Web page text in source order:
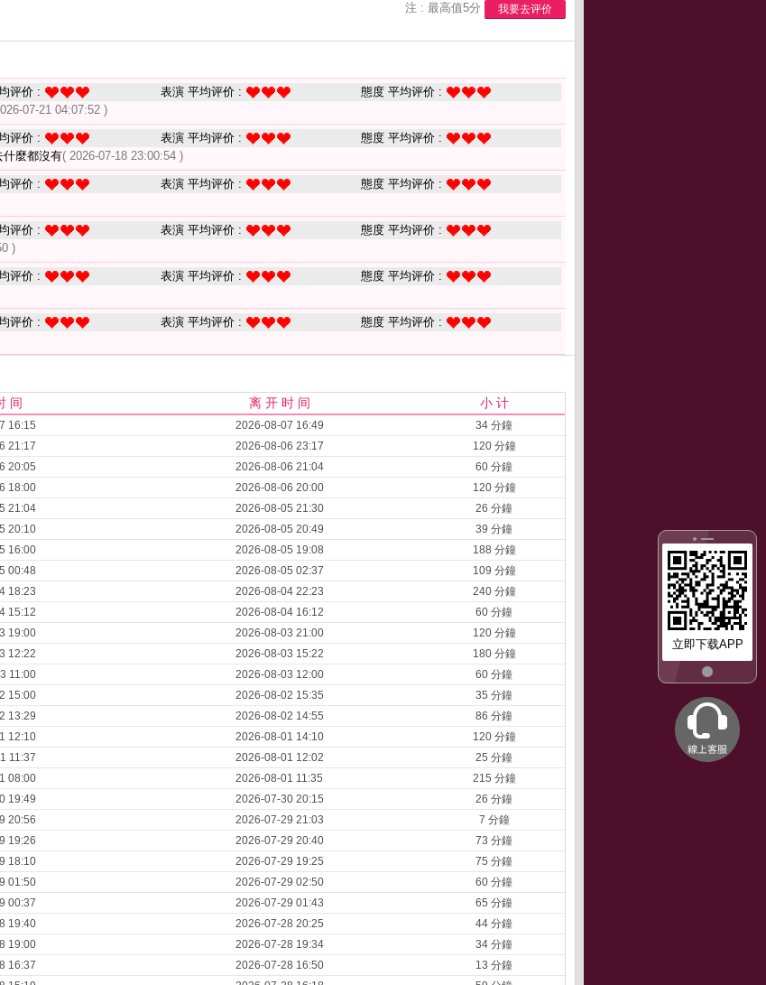
立即下载APP
注 : 最高值5分 我要去评价
评价 : 表演 平均评价 :
態度 平均评价 :
07-21 04:07:52 )
评价 : 表演 平均评价 :
態度 平均评价 :
什麼都沒有( 2026-07-18 23:00:54 )
评价 : 表演 平均评价 :
態度 平均评价 :
评价 : 表演 平均评价 :
態度 平均评价 :
)
评价 : 表演 平均评价 :
態度 平均评价 :
评价 : 表演 平均评价 :
態度 平均评价 :
间 离 开 时 间 小 计
16:15 2026-08-07 16:49
34 分鐘
21:17 2026-08-06 23:17
120 分鐘
20:05 2026-08-06 21:04
60 分鐘
18:00 2026-08-06 20:00
120 分鐘
21:04 2026-08-05 21:30
26 分鐘
20:10 2026-08-05 20:49
39 分鐘
16:00 2026-08-05 19:08
188 分鐘
00:48 2026-08-05 02:37
109 分鐘
18:23 2026-08-04 22:23
240 分鐘
15:12 2026-08-04 16:12
60 分鐘
19:00 2026-08-03 21:00
120 分鐘
12:22 2026-08-03 15:22
180 分鐘
11:00 2026-08-03 12:00
60 分鐘
15:00 2026-08-02 15:35
35 分鐘
13:29 2026-08-02 14:55
86 分鐘
12:10 2026-08-01 14:10
120 分鐘
11:37 2026-08-01 12:02
25 分鐘
08:00 2026-08-01 11:35
215 分鐘
19:49 2026-07-30 20:15
26 分鐘
20:56 2026-07-29 21:03
7 分鐘
19:26 2026-07-29 20:40
73 分鐘
18:10 2026-07-29 19:25
75 分鐘
01:50 2026-07-29 02:50
60 分鐘
00:37 2026-07-29 01:43
65 分鐘
19:40 2026-07-28 20:25
44 分鐘
19:00 2026-07-28 19:34
34 分鐘
16:37 2026-07-28 16:50
13 分鐘